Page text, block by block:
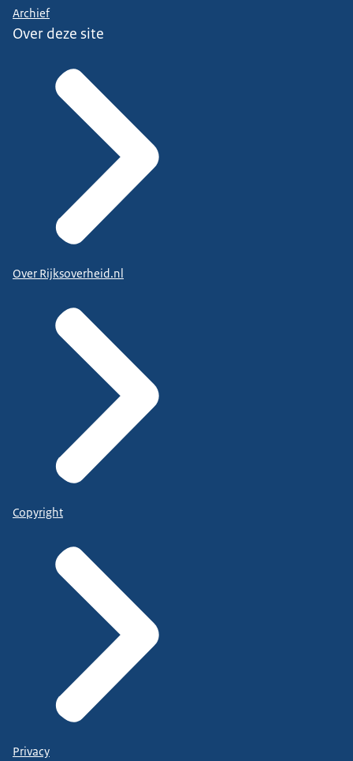
Archief
Over deze site
Over Rijksoverheid.nl
Copyright
Privacy